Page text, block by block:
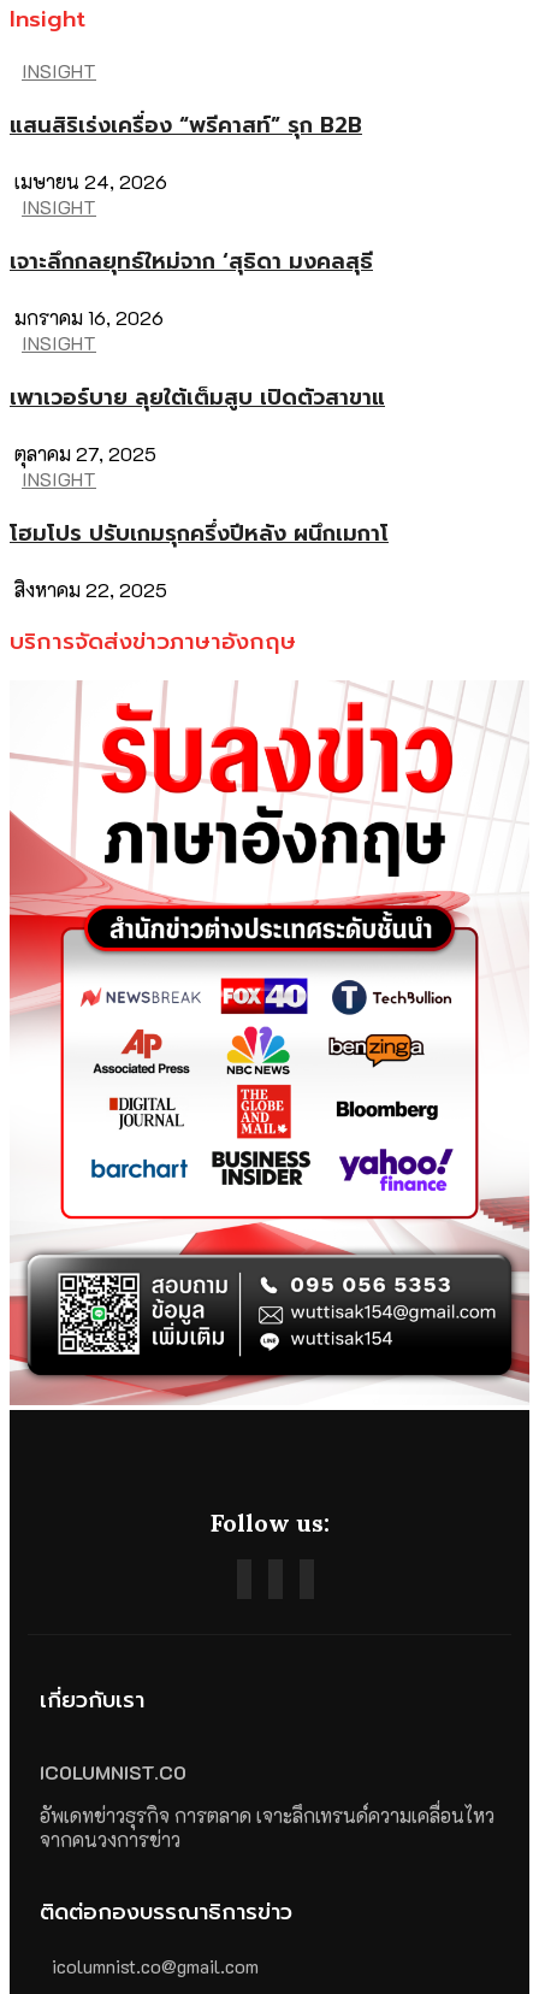
Insight
INSIGHT
แสนสิริเร่งเครื่อง “พรีคาสท์” รุก B2B
เมษายน 24, 2026
INSIGHT
เจาะลึกกลยุทธ์ใหม่จาก ‘สุธิดา มงคลสุธี
มกราคม 16, 2026
INSIGHT
เพาเวอร์บาย ลุยใต้เต็มสูบ เปิดตัวสาขาแ
ตุลาคม 27, 2025
INSIGHT
โฮมโปร ปรับเกมรุกครึ่งปีหลัง ผนึกเมกาโ
สิงหาคม 22, 2025
บริการจัดส่งข่าวภาษาอังกฤษ
Follow us:
เกี่ยวกับเรา
ICOLUMNIST.CO
อัพเดทข่าวธุรกิจ การตลาด เจาะลึกเทรนด์ความเคลื่อนไหว
จากคนวงการข่าว
ติดต่อกองบรรณาธิการข่าว
icolumnist.co@gmail.com